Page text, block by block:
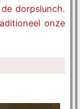
dorpslunch.
onze